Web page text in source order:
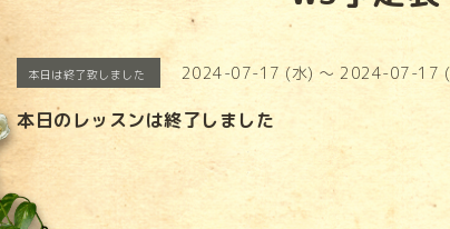
本日は終了致しました 2024-07-17 (水) ～ 2024-07-17
本日のレッスンは終了しました